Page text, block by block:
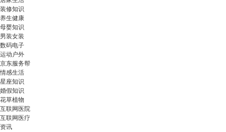
装修知识
养生健康
母婴知识
男装女装
数码电子
运动户外
京东服务帮
情感生活
星座知识
婚假知识
花草植物
互联网医院
互联网医疗
资讯